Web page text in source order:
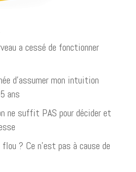
a cessé de fonctionner
d’assumer mon intuition
ans
ne suffit PAS pour décider et
? Ce n’est pas à cause de